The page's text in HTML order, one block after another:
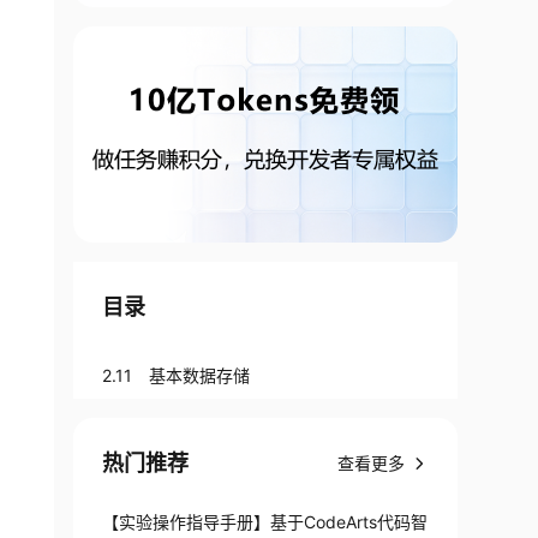
目录
2.11 基本数据存储
热门推荐 查看更多
【实验操作指导手册】基于CodeArts代码智